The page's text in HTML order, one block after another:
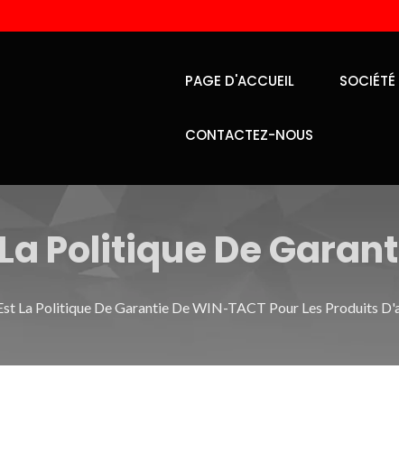
PAGE D'ACCUEIL SOCIÉTÉ
CONTACTEZ-NOUS
Politique De
La Politique De Garantie De WIN-TACT Pour Les Produits